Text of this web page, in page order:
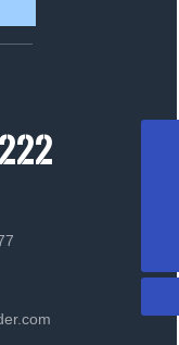
WhatsApp
4972222